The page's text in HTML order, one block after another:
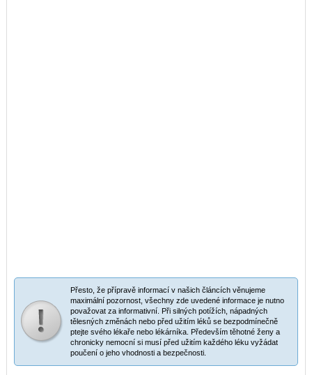
Přesto, že přípravě informací v našich článcích věnujeme
maximální pozornost, všechny zde uvedené informace je nutno
považovat za informativní. Při silných potížích, nápadných
tělesných změnách nebo před užitím léků se bezpodmínečně
ptejte svého lékaře nebo lékárníka. Především těhotné ženy a
chronicky nemocní si musí před užitím každého léku vyžádat
poučení o jeho vhodnosti a bezpečnosti.